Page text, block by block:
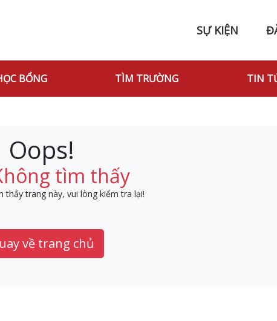
SỰ KIỆN
BỔNG TÌM TRƯỜNG TIN
Oops!
tìm thấy
thấy trang này, vui lòng kiểm tra lại!
về trang chủ